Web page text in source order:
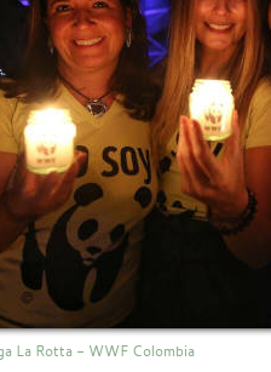
La Rotta - WWF Colombia